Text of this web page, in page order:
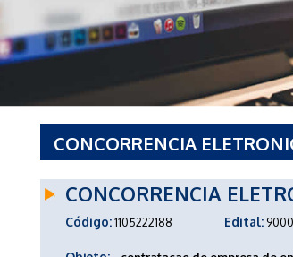
CONCORRENCIA
CONCORRENCIA
Código:1105222188 Edital: